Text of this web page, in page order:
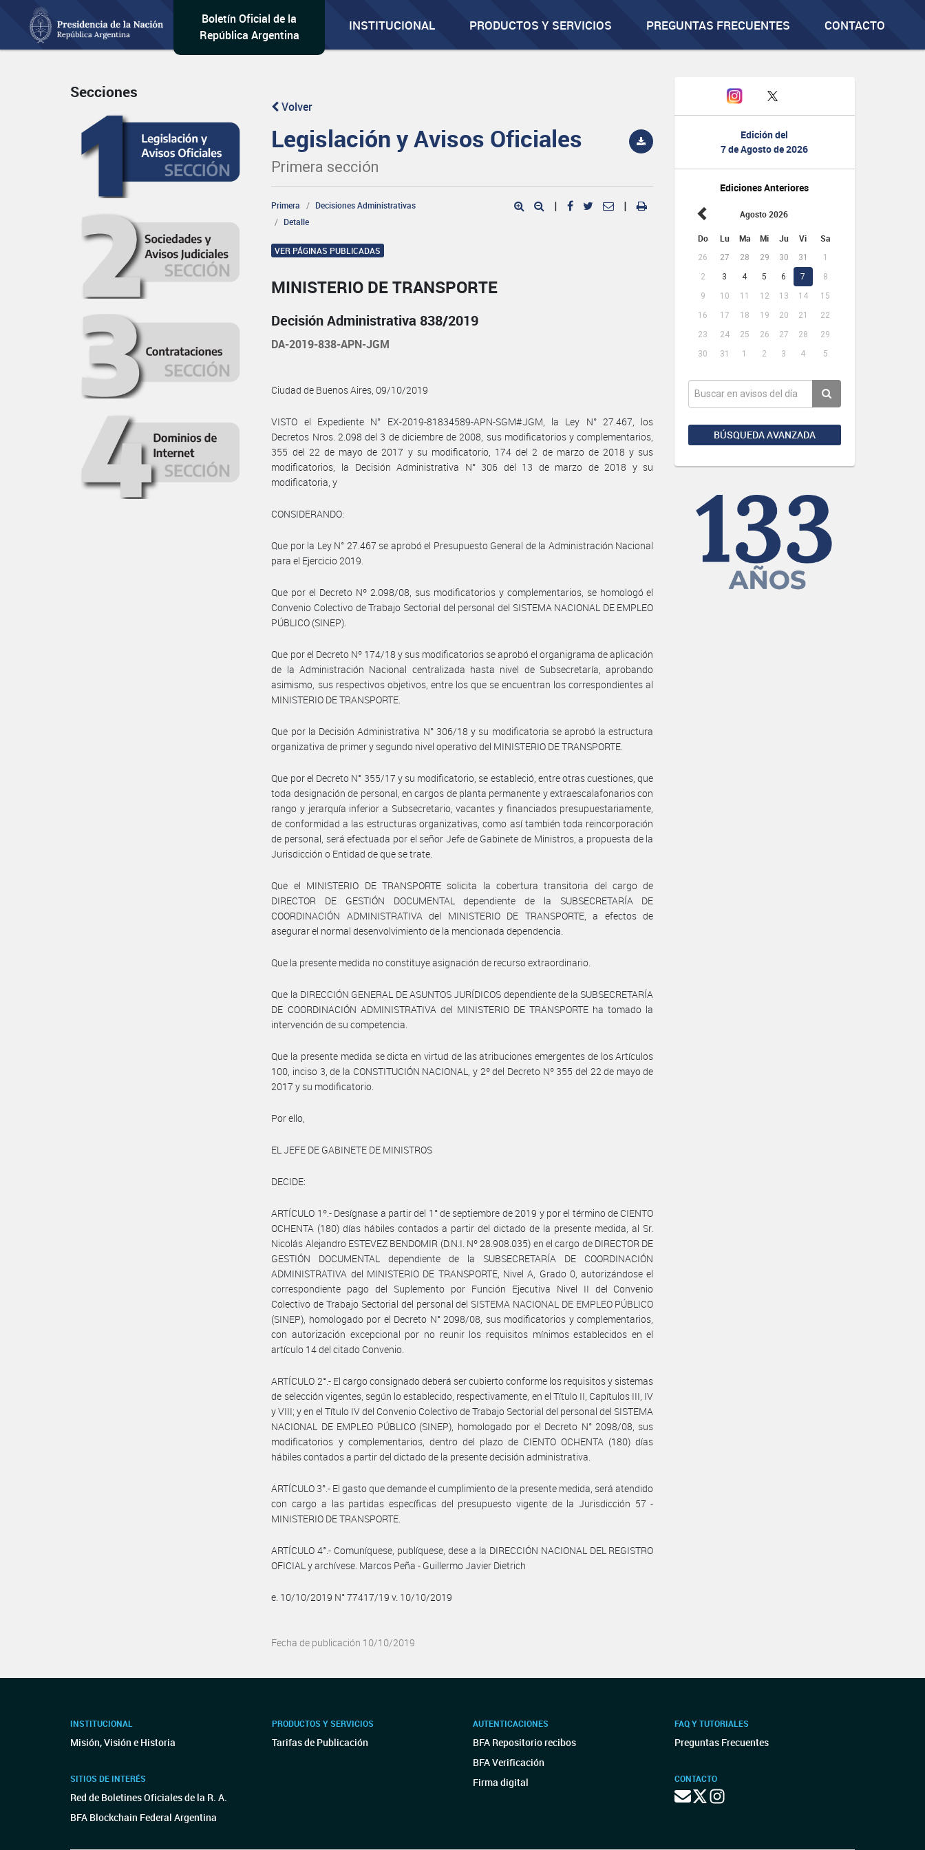
Boletín Oficial de la
República Argentina
INSTITUCIONAL PRODUCTOS Y SERVICIOS PREGUNTAS FRECUENTES CONTACTO
Edición del
7 de Agosto de 2026
Ediciones Anteriores
Agosto 2026
Do Lu Ma Mi Ju Vi Sa
26 27 28 29 30 31
1
2
3 4 5 6 7
8
9
10 11 12 13 14
15
16
17 18 19 20 21
22
23
24 25 26 27 28
29
30
31 1 2 3 4 5
BÚSQUEDA AVANZADA
Secciones
Volver
Legislación y Avisos Oficiales
Primera sección
Primera
Decisiones Administrativas
Detalle
| |
VER PÁGINAS PUBLICADAS
MINISTERIO DE TRANSPORTE
Decisión Administrativa 838/2019
DA-2019-838-APN-JGM
Ciudad de Buenos Aires, 09/10/2019
VISTO el Expediente N° EX-2019-81834589-APN-SGM#JGM, la Ley N° 27.467, los
Decretos Nros. 2.098 del 3 de diciembre de 2008, sus modificatorios y complementarios,
355 del 22 de mayo de 2017 y su modificatorio, 174 del 2 de marzo de 2018 y sus
modificatorios, la Decisión Administrativa N° 306 del 13 de marzo de 2018 y su
modificatoria, y
CONSIDERANDO:
Que por la Ley N° 27.467 se aprobó el Presupuesto General de la Administración Nacional
para el Ejercicio 2019.
Que por el Decreto Nº 2.098/08, sus modificatorios y complementarios, se homologó el
Convenio Colectivo de Trabajo Sectorial del personal del SISTEMA NACIONAL DE EMPLEO
PÚBLICO (SINEP).
Que por el Decreto Nº 174/18 y sus modificatorios se aprobó el organigrama de aplicación
de la Administración Nacional centralizada hasta nivel de Subsecretaría, aprobando
asimismo, sus respectivos objetivos, entre los que se encuentran los correspondientes al
MINISTERIO DE TRANSPORTE.
Que por la Decisión Administrativa N° 306/18 y su modificatoria se aprobó la estructura
organizativa de primer y segundo nivel operativo del MINISTERIO DE TRANSPORTE.
Que por el Decreto N° 355/17 y su modificatorio, se estableció, entre otras cuestiones, que
toda designación de personal, en cargos de planta permanente y extraescalafonarios con
rango y jerarquía inferior a Subsecretario, vacantes y financiados presupuestariamente,
de conformidad a las estructuras organizativas, como así también toda reincorporación
de personal, será efectuada por el señor Jefe de Gabinete de Ministros, a propuesta de la
Jurisdicción o Entidad de que se trate.
Que el MINISTERIO DE TRANSPORTE solicita la cobertura transitoria del cargo de
DIRECTOR DE GESTIÓN DOCUMENTAL dependiente de la SUBSECRETARÍA DE
COORDINACIÓN ADMINISTRATIVA del MINISTERIO DE TRANSPORTE, a efectos de
asegurar el normal desenvolvimiento de la mencionada dependencia.
Que la presente medida no constituye asignación de recurso extraordinario.
Que la DIRECCIÓN GENERAL DE ASUNTOS JURÍDICOS dependiente de la SUBSECRETARÍA
DE COORDINACIÓN ADMINISTRATIVA del MINISTERIO DE TRANSPORTE ha tomado la
intervención de su competencia.
Que la presente medida se dicta en virtud de las atribuciones emergentes de los Artículos
100, inciso 3, de la CONSTITUCIÓN NACIONAL, y 2º del Decreto Nº 355 del 22 de mayo de
2017 y su modificatorio.
Por ello,
EL JEFE DE GABINETE DE MINISTROS
DECIDE:
ARTÍCULO 1º.- Desígnase a partir del 1° de septiembre de 2019 y por el término de CIENTO
OCHENTA (180) días hábiles contados a partir del dictado de la presente medida, al Sr.
Nicolás Alejandro ESTEVEZ BENDOMIR (D.N.I. Nº 28.908.035) en el cargo de DIRECTOR DE
GESTIÓN DOCUMENTAL dependiente de la SUBSECRETARÍA DE COORDINACIÓN
ADMINISTRATIVA del MINISTERIO DE TRANSPORTE, Nivel A, Grado 0, autorizándose el
correspondiente pago del Suplemento por Función Ejecutiva Nivel II del Convenio
Colectivo de Trabajo Sectorial del personal del SISTEMA NACIONAL DE EMPLEO PÚBLICO
(SINEP), homologado por el Decreto N° 2098/08, sus modificatorios y complementarios,
con autorización excepcional por no reunir los requisitos mínimos establecidos en el
artículo 14 del citado Convenio.
ARTÍCULO 2°.- El cargo consignado deberá ser cubierto conforme los requisitos y sistemas
de selección vigentes, según lo establecido, respectivamente, en el Título II, Capítulos III, IV
y VIII; y en el Título IV del Convenio Colectivo de Trabajo Sectorial del personal del SISTEMA
NACIONAL DE EMPLEO PÚBLICO (SINEP), homologado por el Decreto N° 2098/08, sus
modificatorios y complementarios, dentro del plazo de CIENTO OCHENTA (180) días
hábiles contados a partir del dictado de la presente decisión administrativa.
ARTÍCULO 3°.- El gasto que demande el cumplimiento de la presente medida, será atendido
con cargo a las partidas específicas del presupuesto vigente de la Jurisdicción 57 -
MINISTERIO DE TRANSPORTE.
ARTÍCULO 4°.- Comuníquese, publíquese, dese a la DIRECCIÓN NACIONAL DEL REGISTRO
OFICIAL y archívese. Marcos Peña - Guillermo Javier Dietrich
e. 10/10/2019 N° 77417/19 v. 10/10/2019
Fecha de publicación 10/10/2019
INSTITUCIONAL
Misión, Visión e Historia
SITIOS DE INTERÉS
Red de Boletines Oficiales de la R. A.
BFA Blockchain Federal Argentina
PRODUCTOS Y SERVICIOS
Tarifas de Publicación
AUTENTICACIONES
BFA Repositorio recibos
BFA Verificación
Firma digital
FAQ Y TUTORIALES
Preguntas Frecuentes
CONTACTO